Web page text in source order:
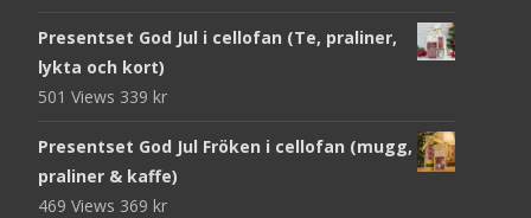
Presentset God Jul i cellofan (Te, praliner,
lykta och kort)
501 Views 339 kr
Presentset God Jul Fröken i cellofan (mugg,
praliner & kaffe)
469 Views 369 kr